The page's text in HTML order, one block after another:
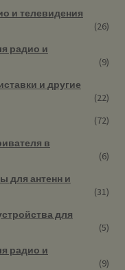
и телевидения
(26)
радио и
(9)
и другие
(22)
(72)
в
(6)
для антенн и
(31)
для
(5)
радио и
(9)